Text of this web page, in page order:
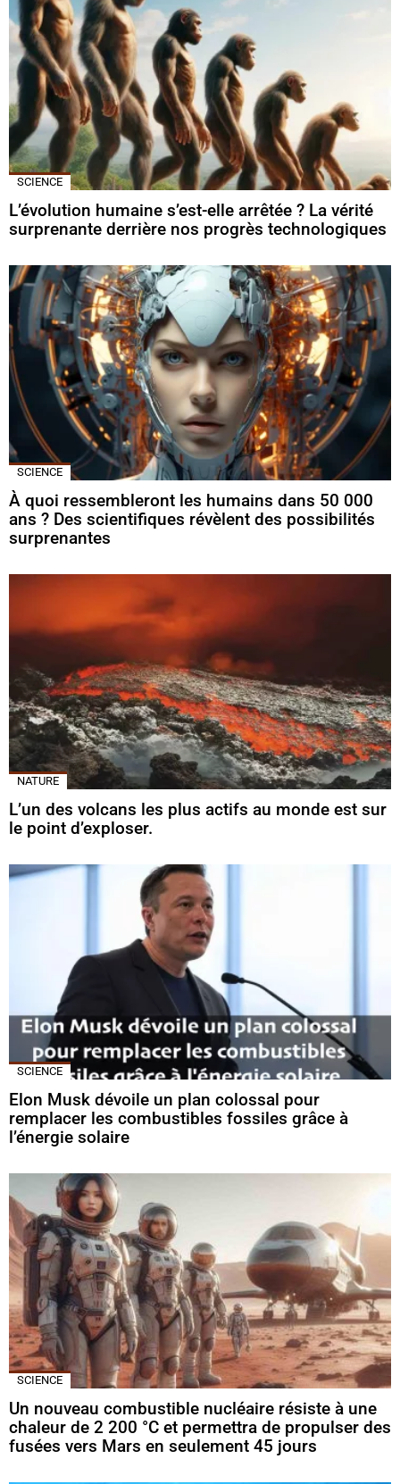
SCIENCE
L’évolution humaine s’est-elle arrêtée ? La vérité
surprenante derrière nos progrès technologiques
SCIENCE
À quoi ressembleront les humains dans 50 000
ans ? Des scientifiques révèlent des possibilités
surprenantes
NATURE
L’un des volcans les plus actifs au monde est sur
le point d’exploser.
SCIENCE
Elon Musk dévoile un plan colossal pour
remplacer les combustibles fossiles grâce à
l’énergie solaire
SCIENCE
Un nouveau combustible nucléaire résiste à une
chaleur de 2 200 °C et permettra de propulser des
fusées vers Mars en seulement 45 jours